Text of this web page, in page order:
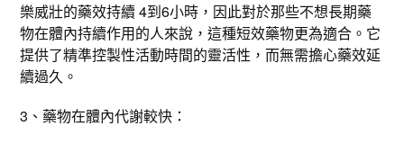
樂威壯的藥效持續 4到6小時，因此對於那些不想長期藥
物在體內持續作用的人來說，這種短效藥物更為適合。它
提供了精準控製性活動時間的靈活性，而無需擔心藥效延
續過久。
3、藥物在體內代謝較快：